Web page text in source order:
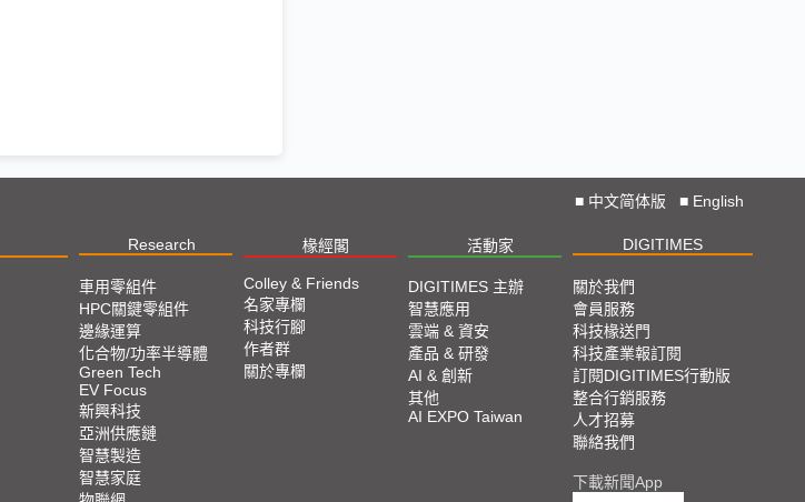
■ 中文简体版 ■ English
Research 椽經閣 活動家 DIGITIMES
車用零組件
HPC關鍵零組件
邊緣運算
化合物/功率半導體
Green Tech
EV Focus
新興科技
亞洲供應鏈
智慧製造
智慧家庭
Colley & Friends
名家專欄
科技行腳
作者群
關於專欄
DIGITIMES 主辦
智慧應用
雲端 & 資安
產品 & 研發
AI & 創新
其他
AI EXPO Taiwan
關於我們
會員服務
科技椽送門
科技產業報訂閱
訂閱DIGITIMES行動版
整合行銷服務
人才招募
聯絡我們
下載新聞App